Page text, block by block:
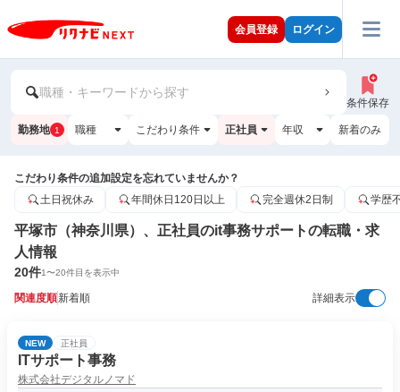
会員登録 ログイン
職種・キーワードから探す
条件保存
勤務地 1 職種 こだわり条件 正社員 年収 新着のみ
こだわり条件の追加設定を忘れていませんか？
土日祝休み
年間休日120日以上 完全週休2日制 学歴
平塚市（神奈川県）、正社員のit事務サポートの転職・求
人情報
20件1〜20件目を表示中
関連度順新着順 詳細表示
NEW 正社員
ITサポート事務
株式会社デジタルノマド